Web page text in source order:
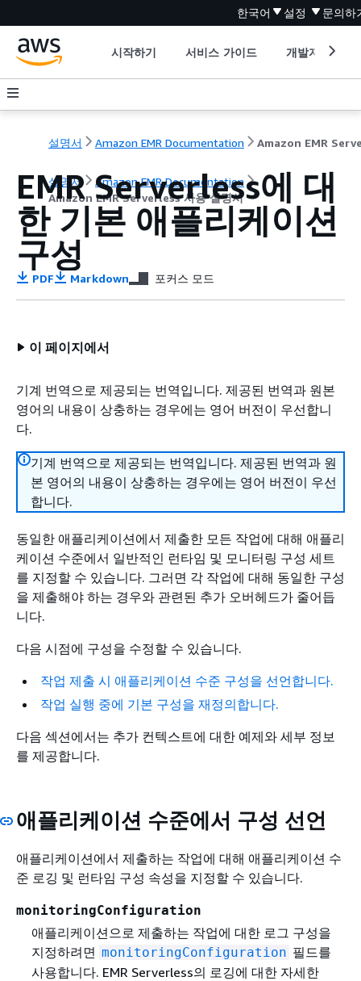
한국어 설정 문의하
시작하기 서비스 가이드 개발자 도구
설명서 Amazon EMR Documentation
설명서
Amazon EMR Documentation
Amazon EMR Serverless 사용 설명서
EMR Serverless에 대
한 기본 애플리케이션
구성
PDF Markdown 포커스 모드
이 페이지에서
기계 번역으로 제공되는 번역입니다. 제공된 번역과 원본
영어의 내용이 상충하는 경우에는 영어 버전이 우선합니
다.
기계 번역으로 제공되는 번역입니다. 제공된 번역과 원
본 영어의 내용이 상충하는 경우에는 영어 버전이 우선
합니다.
동일한 애플리케이션에서 제출한 모든 작업에 대해 애플리
케이션 수준에서 일반적인 런타임 및 모니터링 구성 세트
를 지정할 수 있습니다. 그러면 각 작업에 대해 동일한 구성
을 제출해야 하는 경우와 관련된 추가 오버헤드가 줄어듭
니다.
다음 시점에 구성을 수정할 수 있습니다.
작업 제출 시 애플리케이션 수준 구성을 선언합니다.
작업 실행 중에 기본 구성을 재정의합니다.
다음 섹션에서는 추가 컨텍스트에 대한 예제와 세부 정보
를 제공합니다.
애플리케이션 수준에서 구성 선언
애플리케이션에서 제출하는 작업에 대해 애플리케이션 수
준 로깅 및 런타임 구성 속성을 지정할 수 있습니다.
monitoringConfiguration
애플리케이션으로 제출하는 작업에 대한 로그 구성을
지정하려면 monitoringConfiguration 필드를
사용합니다. EMR Serverless의 로깅에 대한 자세한